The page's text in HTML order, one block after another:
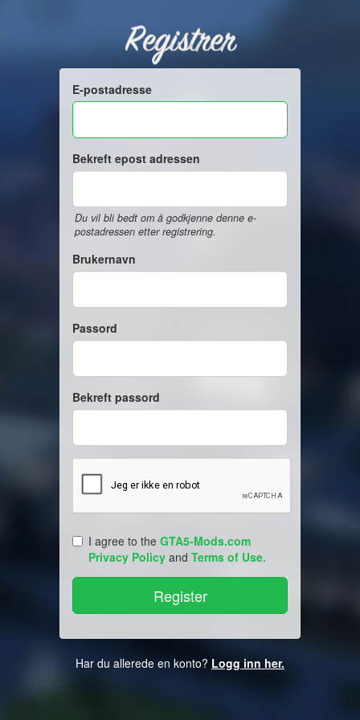
Registrer
E-postadresse
Bekreft epost adressen
Du vil bli bedt om å godkjenne denne e-
postadressen etter registrering.
Brukernavn
Passord
Bekreft passord
I agree to the GTA5-Mods.com
Privacy Policy and Terms of Use.
Har du allerede en konto? Logg inn her.